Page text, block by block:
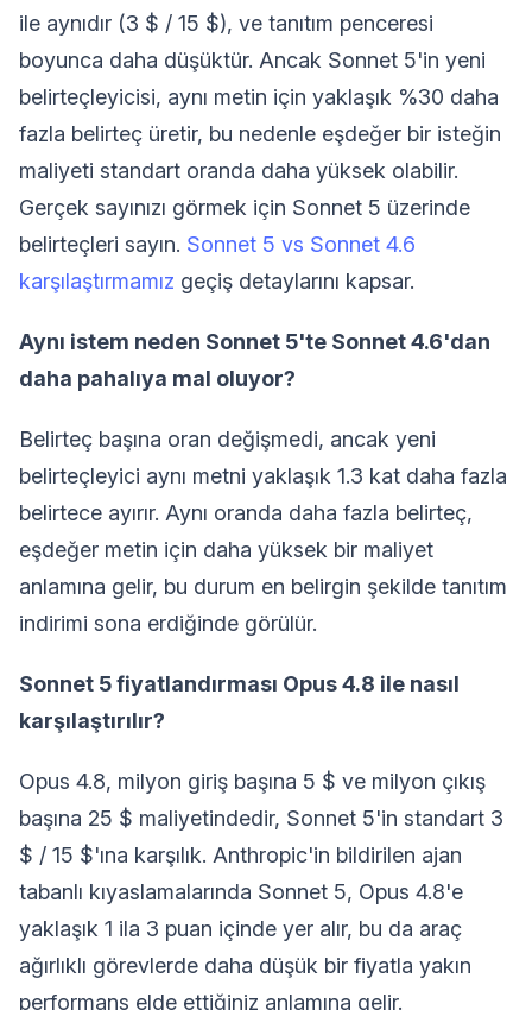
ile aynıdır (3 $ / 15 $), ve tanıtım penceresi
boyunca daha düşüktür. Ancak Sonnet 5'in yeni
belirteçleyicisi, aynı metin için yaklaşık %30 daha
fazla belirteç üretir, bu nedenle eşdeğer bir isteğin
maliyeti standart oranda daha yüksek olabilir.
Gerçek sayınızı görmek için Sonnet 5 üzerinde
belirteçleri sayın. Sonnet 5 vs Sonnet 4.6
karşılaştırmamız geçiş detaylarını kapsar.
Aynı istem neden Sonnet 5'te Sonnet 4.6'dan
daha pahalıya mal oluyor?
Belirteç başına oran değişmedi, ancak yeni
belirteçleyici aynı metni yaklaşık 1.3 kat daha fazla
belirtece ayırır. Aynı oranda daha fazla belirteç,
eşdeğer metin için daha yüksek bir maliyet
anlamına gelir, bu durum en belirgin şekilde tanıtım
indirimi sona erdiğinde görülür.
Sonnet 5 fiyatlandırması Opus 4.8 ile nasıl
karşılaştırılır?
Opus 4.8, milyon giriş başına 5 $ ve milyon çıkış
başına 25 $ maliyetindedir, Sonnet 5'in standart 3
$ / 15 $'ına karşılık. Anthropic'in bildirilen ajan
tabanlı kıyaslamalarında Sonnet 5, Opus 4.8'e
yaklaşık 1 ila 3 puan içinde yer alır, bu da araç
ağırlıklı görevlerde daha düşük bir fiyatla yakın
performans elde ettiğiniz anlamına gelir.